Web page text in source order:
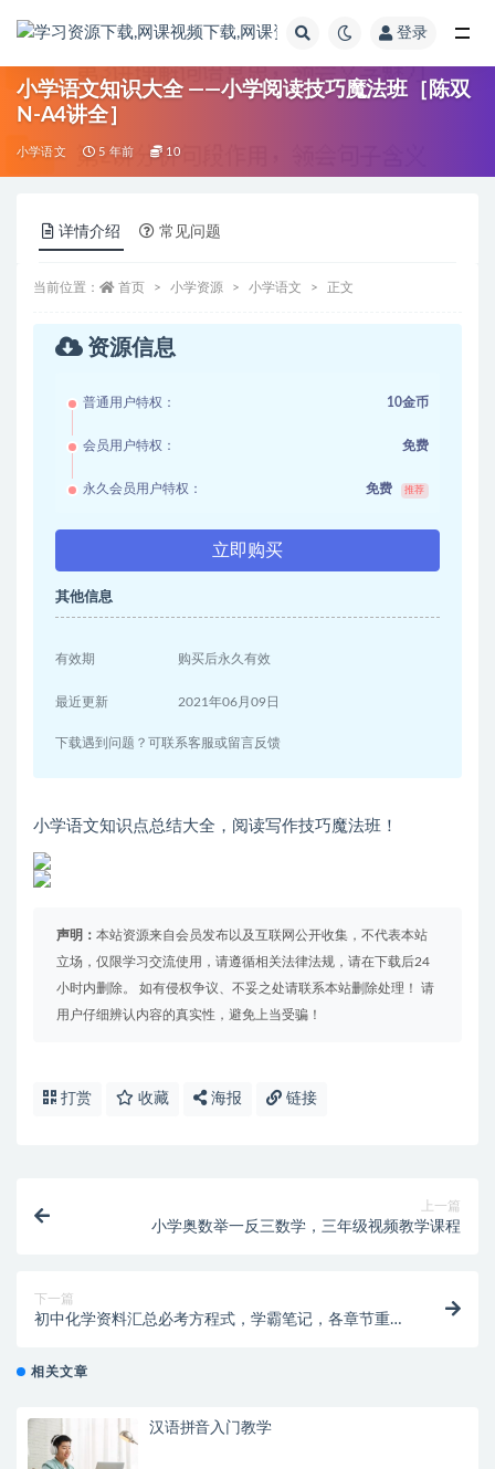
登录
小学语文知识大全 ——小学阅读技巧魔法班［陈双
N-A4讲全］
小学语文 5 年前 10
详情介绍 常见问题
当前位置： 首页 小学资源 小学语文 正文
资源信息
普通用户特权： 10金币
会员用户特权： 免费
永久会员用户特权： 免费 推荐
立即购买
其他信息
有效期 购买后永久有效
最近更新 2021年06月09日
下载遇到问题？可联系客服或留言反馈
小学语文知识点总结大全，阅读写作技巧魔法班！
声明： 本站资源来自会员发布以及互联网公开收集，不代表本站
立场，仅限学习交流使用，请遵循相关法律法规，请在下载后24
小时内删除。 如有侵权争议、不妥之处请联系本站删除处理！ 请
用户仔细辨认内容的真实性，避免上当受骗！
打赏 收藏 海报 链接
上一篇
小学奥数举一反三数学，三年级视频教学课程
下一篇
初中化学资料汇总必考方程式，学霸笔记，各章节重难
相关文章
汉语拼音入门教学